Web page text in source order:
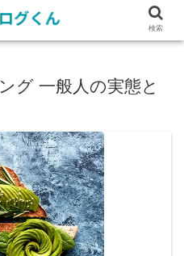
グ 一般人の実態と
検索